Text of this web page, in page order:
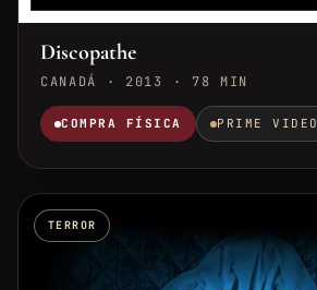
Discopathe
CANADÁ · 2013 · 78 MIN
COMPRA FÍSICA PRIME VIDEO
TERROR